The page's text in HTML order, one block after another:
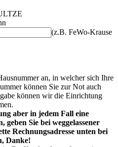
(z.B. FeWo-Krause
an, in welcher sich Ihre
können Sie zur Not auch
können wir die Einrichtung
aber in jedem Fall eine
geben Sie bei weggelassener
Rechnungsadresse unten bei
Danke!